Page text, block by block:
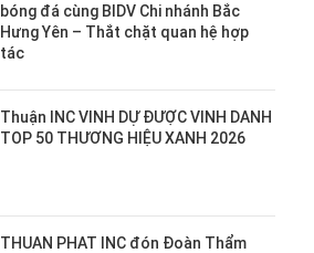
bóng đá cùng BIDV Chi nhánh Bắc
Hưng Yên – Thắt chặt quan hệ hợp
tác
Thuận INC VINH DỰ ĐƯỢC VINH DANH
TOP 50 THƯƠNG HIỆU XANH 2026
THUAN PHAT INC đón Đoàn Thẩm